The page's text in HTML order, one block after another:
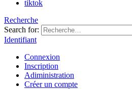
tiktok
Recherche
Search for:
Identifiant
Connexion
Inscription
Adiministration
Créer un compte